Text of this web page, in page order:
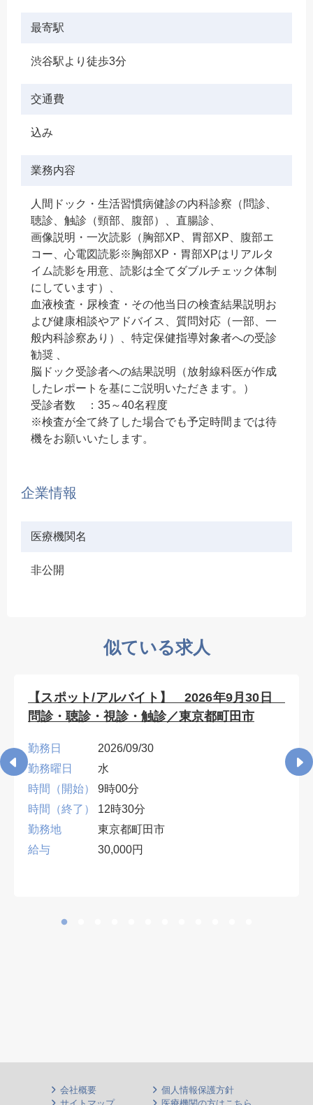
最寄駅
渋谷駅より徒歩3分
交通費
込み
業務内容
人間ドック・生活習慣病健診の内科診察（問診、
聴診、触診（頸部、腹部）、直腸診、
画像説明・一次読影（胸部XP、胃部XP、腹部エ
コー、心電図読影※胸部XP・胃部XPはリアルタ
イム読影を用意、読影は全てダブルチェック体制
にしています）、
血液検査・尿検査・その他当日の検査結果説明お
よび健康相談やアドバイス、質問対応（一部、一
般内科診察あり）、特定保健指導対象者への受診
勧奨 、
脳ドック受診者への結果説明（放射線科医が作成
したレポートを基にご説明いただきます。）
受診者数 ：35～40名程度
※検査が全て終了した場合でも予定時間までは待
機をお願いいたします。
企業情報
医療機関名
非公開
似ている求人
【スポット/アルバイト】 2026年9月30日
問診・聴診・視診・触診／東京都町田市
勤務日
2026/09/30
勤務曜日
水
時間（開始）
9時00分
時間（終了）
12時30分
勤務地
東京都町田市
給与
30,000円
会社概要
個人情報保護方針